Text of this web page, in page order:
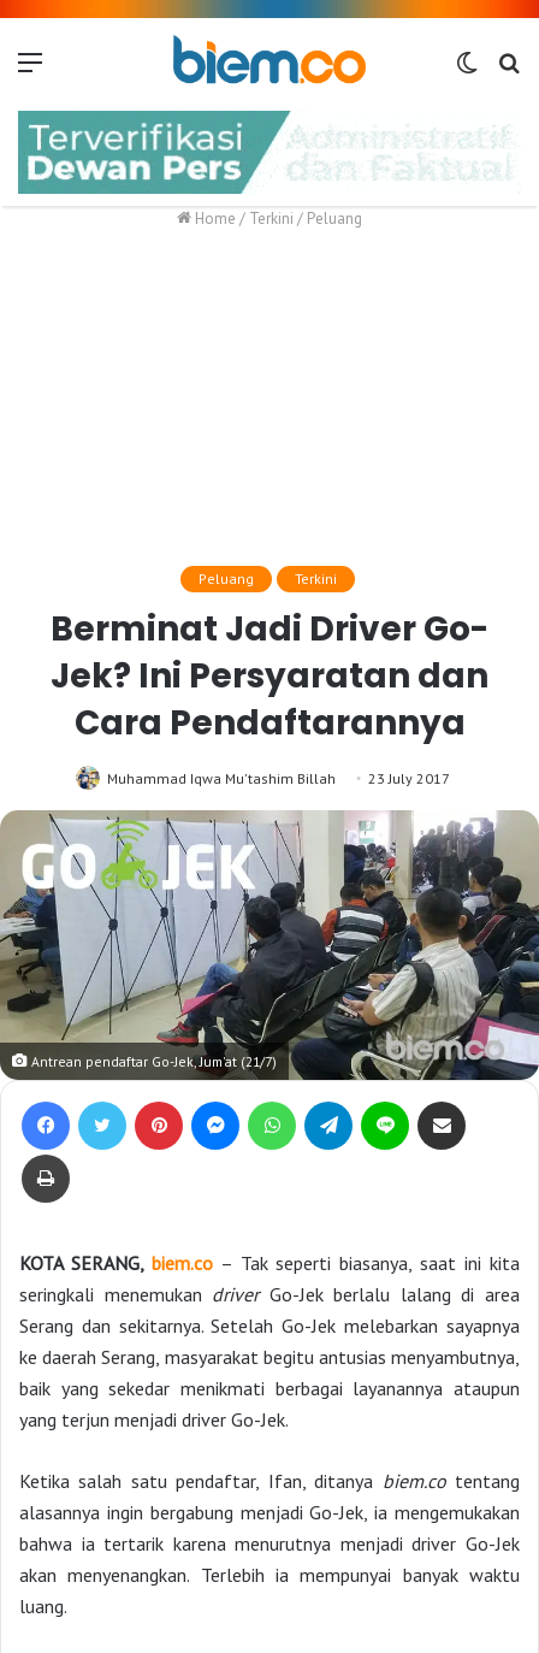
Switch
Home / Terkini / Peluang
Peluang Terkini
Berminat Jadi Driver Go-
Jek? Ini Persyaratan dan
Cara Pendaftarannya
Muhammad Iqwa Mu'tashim Billah 23 July 2017
Antrean pendaftar Go-Jek, Jum'at (21/7)
KOTA SERANG, biem.co– Tak seperti biasanya, saat ini kita
seringkali menemukan driver Go-Jek berlalu lalang di area
Serang dan sekitarnya. Setelah Go-Jek melebarkan sayapnya
ke daerah Serang, masyarakat begitu antusias menyambutnya,
baik yang sekedar menikmati berbagai layanannya ataupun
yang terjun menjadi driver Go-Jek.
Ketika salah satu pendaftar, Ifan, ditanya biem.cotentang
alasannya ingin bergabung menjadi Go-Jek, ia mengemukakan
bahwa ia tertarik karena menurutnya menjadi driver Go-Jek
akan menyenangkan. Terlebih ia mempunyai banyak waktu
luang.